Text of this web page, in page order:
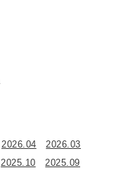
2026.04
2026.03
2025.10
2025.09